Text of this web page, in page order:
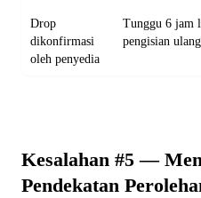
Drop
dikonfirmasi
oleh penyedia
Tunggu 6 jam
pengisian ulang
Kesalahan #5 —
Pendekatan